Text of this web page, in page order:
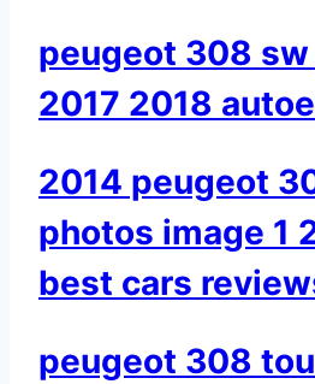
peugeot 308
2017 2018
2014 peugeot
photos image 1
best cars
peugeot 308